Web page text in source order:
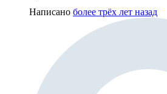
Написано более трёх лет назад